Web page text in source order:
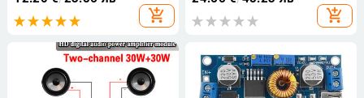
Направи си сам високоговорител
add_shopping_cart
Релеен превключвател Модул
поддържа 433MHZ дистанционно
add_shopping_cart